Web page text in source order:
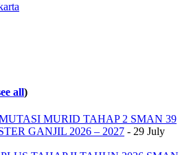
all)
MURID TAHAP 2 SMAN 39
GANJIL 2026 – 2027 - 29 July